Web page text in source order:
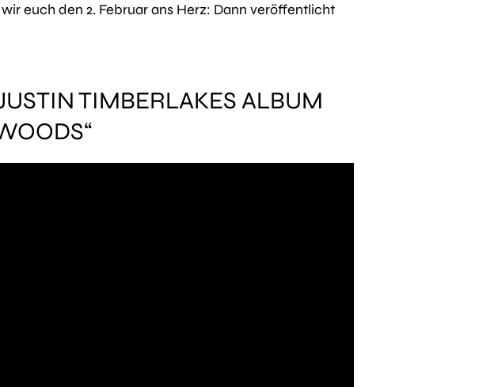
euch den 2. Februar ans Herz: Dann veröffentlicht
TIMBERLAKES ALBUM